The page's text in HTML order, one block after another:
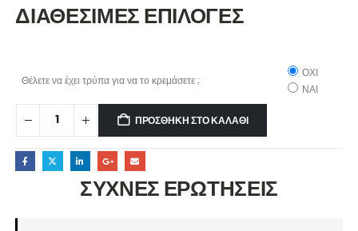
ΔΙΑΘΕΣΙΜΕΣ ΕΠΙΛΟΓΕΣ
Θέλετε να έχει τρύπα για να το κρεμάσετε ;
ΟΧΙ
ΝΑΙ
ΠΡΟΣΘΉΚΗ ΣΤΟ ΚΑΛΆΘΙ
ΣΥΧΝΕΣ ΕΡΩΤΗΣΕΙΣ